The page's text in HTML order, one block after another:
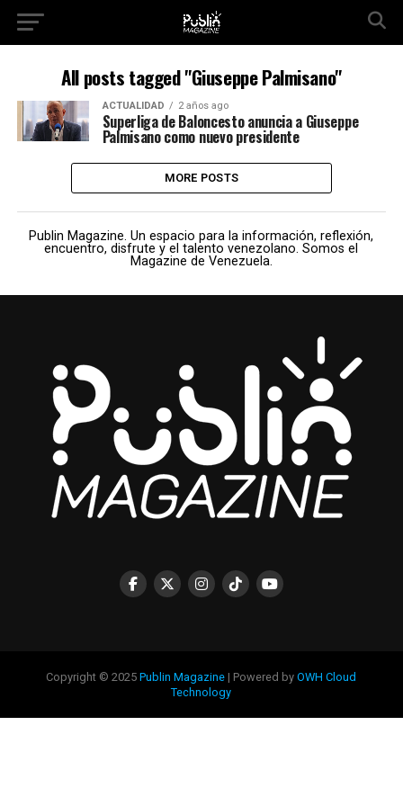
All posts tagged "Giuseppe Palmisano"
ACTUALIDAD 2 años ago
Superliga de Baloncesto anuncia a Giuseppe
Palmisano como nuevo presidente
MORE POSTS
Publin Magazine. Un espacio para la información, reflexión,
encuentro, disfrute y el talento venezolano. Somos el
Magazine de Venezuela.
Copyright © 2025Publin Magazine | Powered byOWH Cloud
Technology